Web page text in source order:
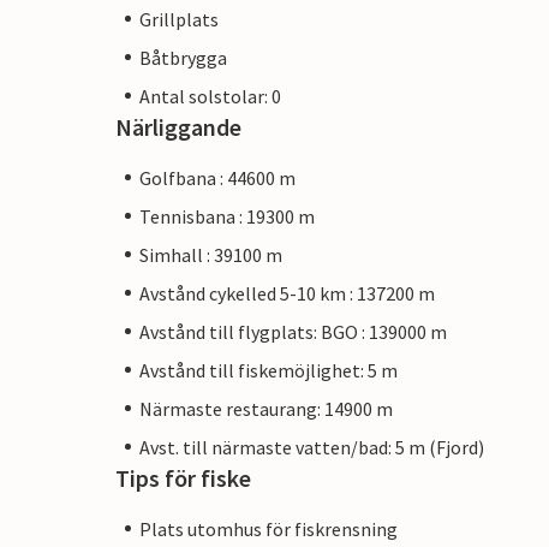
Grillplats
Båtbrygga
Antal solstolar: 0
Närliggande
Golfbana : 44600 m
Tennisbana : 19300 m
Simhall : 39100 m
Avstånd cykelled 5-10 km : 137200 m
Avstånd till flygplats: BGO : 139000 m
Avstånd till fiskemöjlighet: 5 m
Närmaste restaurang: 14900 m
Avst. till närmaste vatten/bad: 5 m (Fjord)
Tips för fiske
Plats utomhus för fiskrensning